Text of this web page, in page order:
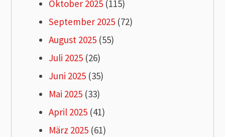
Oktober 2025 (115)
September 2025 (72)
August 2025 (55)
Juli 2025 (26)
Juni 2025 (35)
Mai 2025 (33)
April 2025 (41)
März 2025 (61)